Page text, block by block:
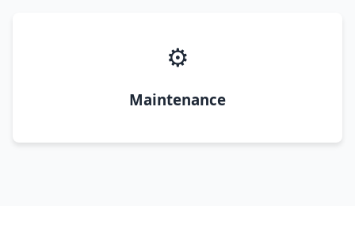
⚙️
Maintenance